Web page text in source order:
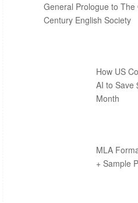
General Prologue to
Century English Society
How US
AI to Save
Month
MLA
+ Sample